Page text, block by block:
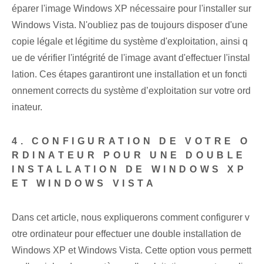
éparer l'image Windows XP nécessaire pour l'installer sur
Windows Vista. N'oubliez pas de toujours disposer d'une
copie légale et légitime du système d'exploitation, ainsi q
ue de vérifier l'intégrité de l'image avant d'effectuer l'instal
lation. Ces étapes garantiront une installation et un foncti
onnement corrects du système d’exploitation sur votre ord
inateur.
4. CONFIGURATION DE VOTRE O
RDINATEUR POUR UNE DOUBLE
INSTALLATION DE WINDOWS XP
ET WINDOWS VISTA
Dans cet article, nous expliquerons comment configurer v
otre ordinateur pour effectuer une double installation de
Windows XP et Windows Vista. Cette option vous permett